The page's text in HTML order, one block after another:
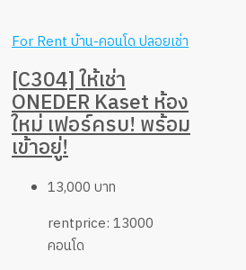
For Rentบ้าน-คอนโด ปลอยเช่า
[C304] ให้เช่า
ONEDER Kaset ห้อง
ใหม่ เฟอร์ครบ! พร้อม
เข้าอยู่!
13,000 บาท
rentprice: 13000
คอนโด